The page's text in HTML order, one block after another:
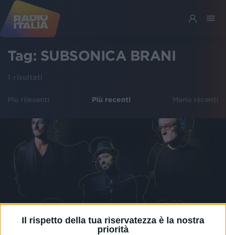
Il rispetto della tua riservatezza è la nostra
priorità
Tag: SUBSONICA BRANI
1 risultati
Più rilevanti Più recenti Meno recenti